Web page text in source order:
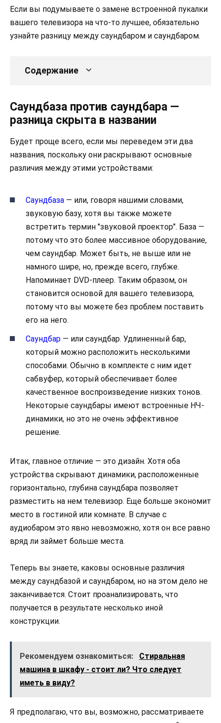
Если вы подумываете о замене встроенной пукалки
вашего телевизора на что-то лучшее, обязательно
узнайте разницу между саундбаром и саундбаром.
Содержание
Саундбаза против саундбара —
разница скрыта в названии
Будет проще всего, если мы переведем эти два
названия, поскольку они раскрывают основные
различия между этими устройствами:
Саундбаза — или, говоря нашими словами,
звуковую базу, хотя вы также можете
встретить термин "звуковой проектор". База —
потому что это более массивное оборудование,
чем саундбар. Может быть, не выше или не
намного шире, но, прежде всего, глубже.
Напоминает DVD-плеер. Таким образом, он
становится основой для вашего телевизора,
потому что вы можете без проблем поставить
его на него.
Саундбар — или саундбар. Удлиненный бар,
который можно расположить несколькими
способами. Обычно в комплекте с ним идет
сабвуфер, который обеспечивает более
качественное воспроизведение низких тонов.
Некоторые саундбары имеют встроенные НЧ-
динамики, но это не очень эффективное
решение.
Итак, главное отличие — это дизайн. Хотя оба
устройства скрывают динамики, расположенные
горизонтально, глубина саундбара позволяет
разместить на нем телевизор. Еще больше экономит
место в гостиной или комнате. В случае с
аудиобаром это явно невозможно, хотя он все равно
вряд ли займет больше места.
Теперь вы знаете, каковы основные различия
между саундбазой и саундбаром, но на этом дело не
заканчивается. Стоит проанализировать, что
получается в результате несколько иной
конструкции.
Рекомендуем ознакомиться:
Стиральная
машина в шкафу - стоит ли? Что следует
иметь в виду?
Я предполагаю, что вы, возможно, рассматриваете